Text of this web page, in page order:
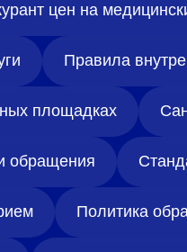
цен на
Правила
площадках
обращения
Политика